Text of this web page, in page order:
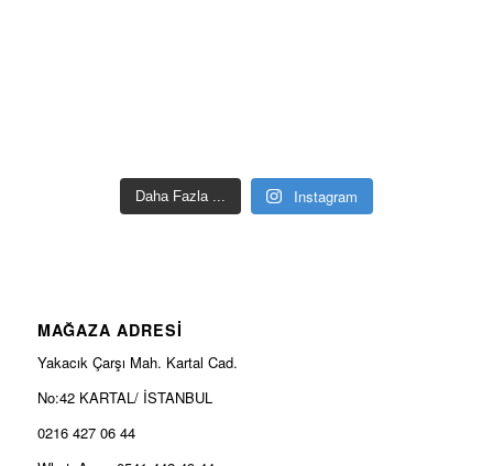
Daha Fazla ... Instagram
MAĞAZA ADRESİ
Yakacık Çarşı Mah. Kartal Cad.
No:42 KARTAL/ İSTANBUL
0216 427 06 44